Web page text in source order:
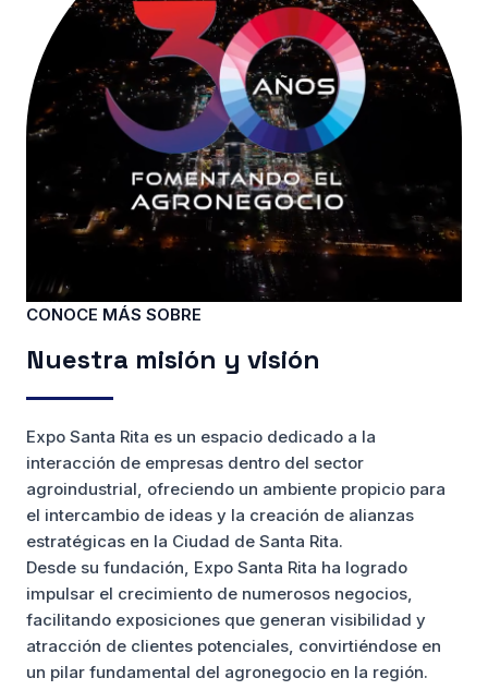
CONOCE MÁS SOBRE
Nuestra misión y visión
Expo Santa Rita es un espacio dedicado a la
interacción de empresas dentro del sector
agroindustrial, ofreciendo un ambiente propicio para
el intercambio de ideas y la creación de alianzas
estratégicas en la Ciudad de Santa Rita.
Desde su fundación, Expo Santa Rita ha logrado
impulsar el crecimiento de numerosos negocios,
facilitando exposiciones que generan visibilidad y
atracción de clientes potenciales, convirtiéndose en
un pilar fundamental del agronegocio en la región.